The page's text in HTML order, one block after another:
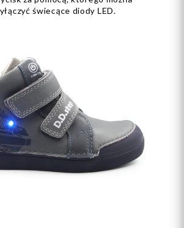
świecące diody LED.